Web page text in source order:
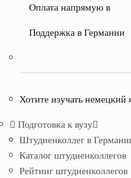
Оплата напрямую в
Поддержка в Германии
Хотите изучать
Подготовка к вузу
Штудиенколлег в
Каталог штудиенколлегов
Рейтинг штудиенколлегов